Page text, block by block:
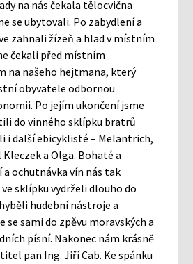
na nás čekala tělocvična
se ubytovali. Po zabydlení a
zahnali žízeň a hlad v místním
čekali před místním
na našeho hejtmana, který
obyvatele odbornou
Po jejím ukončení jsme
do vinného sklípku bratrů
i další ebicyklisté – Melantrich,
a Olga. Bohaté a
ochutnávka vín nás tak
sklípku vydrželi dlouho do
hudební nástroje a
se sami do zpěvu moravských a
písní. Nakonec nám krásně
pan Ing. Jiří Cab. Ke spánku